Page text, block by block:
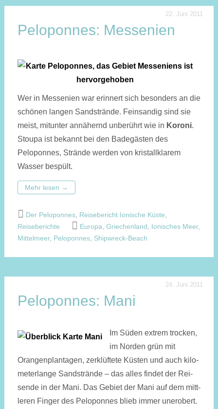
22. Juni 2011
Peloponnes: Messenien
Wer in Messenien war erinnert sich besonders an die
schönen langen Sandstrände. Feinsandig sind sie
meist, mitunter annähernd unberührt wie in Koroni.
Stoupa ist bekannt bei den Badegästen des
Peloponnes, Strände werden von kristallklarem
Wasser bespült.
Mehr lesen →
Der Peloponnes, Reisebericht Ionische Küste
Reiseberichte
Europa Griechenland Ionisches Meer,
Mittelmeer, Peloponnes, Shipwreck-Beach
24. Juni 2011
Peloponnes: Mani
Im Süden extrem trocken,
im Nor­den grün mit
Orangen­plan­tagen, zer­klüf­tete Kü­sten und auch kilo­
meter­lange Sand­strän­de – das alles findet der Rei­
sen­de in der Mani. Das Ge­biet der Mani auf dem mitt­
leren Fin­ger des Pelo­ponnes blieb im­mer un­ero­bert.